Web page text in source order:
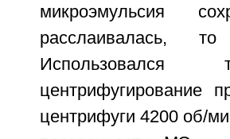
микроэмульсия
расслаивалась,
центрифугирование
центрифуги 4200 об/